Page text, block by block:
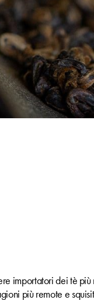
importatori dei tè
più remote e